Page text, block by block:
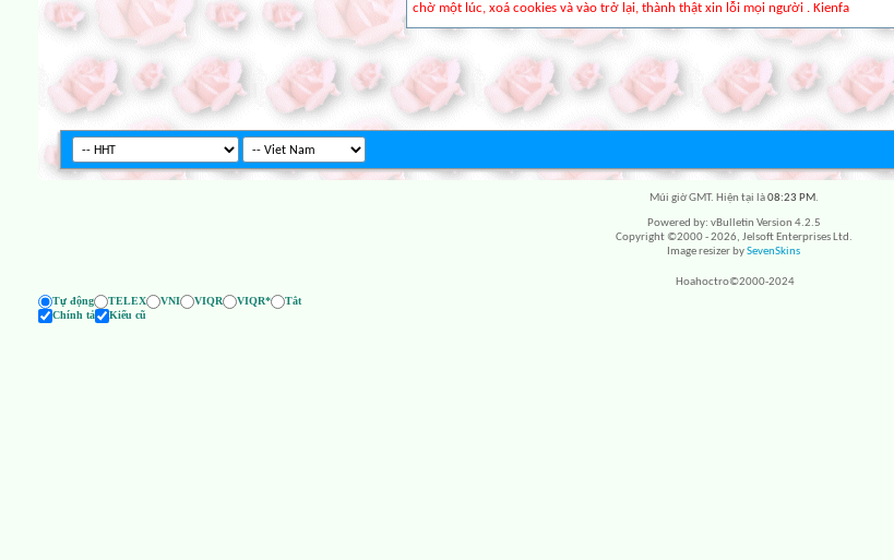
chờ một lúc, xoá cookies và vào trở lại, thành thật xin lỗi mọi người . Kienfa
Múi giờ GMT. Hiện tại là08:23 PM.
Powered by: vBulletin Version 4.2.5
Copyright ©2000 - 2026, Jelsoft Enterprises Ltd.
Image resizer bySevenSkins
Hoahoctro©2000-2024
Tự động
TELEX VNI VIQR VIQR*
Tắt
Chính tả Kiểu cũ